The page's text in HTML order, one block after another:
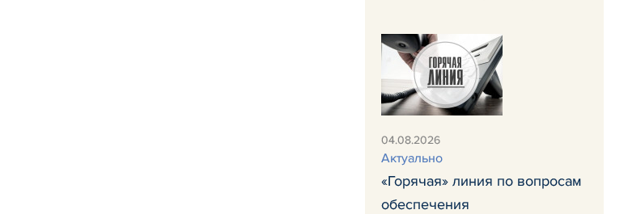
04.08.2026
Актуально
«Горячая» линия по вопросам
обеспечения